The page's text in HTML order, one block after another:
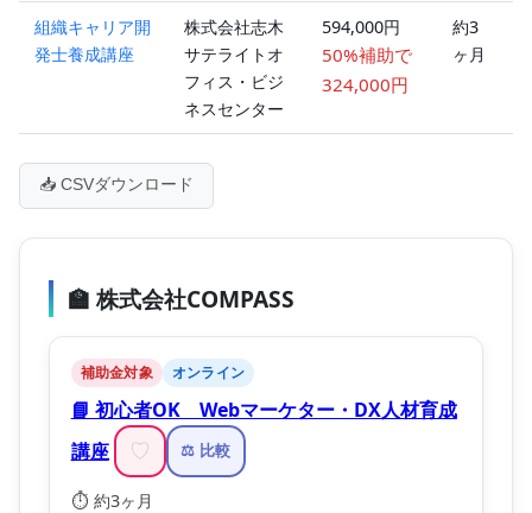
組織キャリア開
発士養成講座
株式会社志木
サテライトオ
フィス・ビジ
ネスセンター
594,000円
50%補助で
324,000円
約3
ヶ月
📥 CSVダウンロード
🏫 株式会社COMPASS
補助金対象 オンライン
📘 初心者OK Webマーケター・DX人材育成
講座
♡ ⚖️ 比較
⏱️ 約3ヶ月